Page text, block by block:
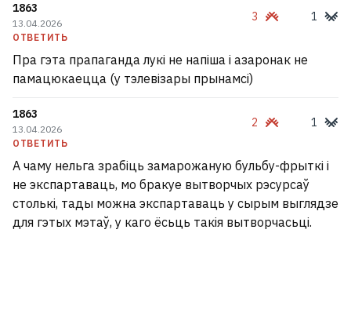
1863
13.04.2026
ОТВЕТИТЬ
3 1
Пра гэта прапаганда лукі не напіша і азаронак не
памацюкаецца (у тэлевізары прынамсі)
1863
13.04.2026
ОТВЕТИТЬ
2 1
А чаму нельга зрабіць замарожаную бульбу-фрыткі і
не экспартаваць, мо бракуе вытворчых рэсурсаў
столькі, тады можна экспартаваць у сырым выглядзе
для гэтых мэтаў, у каго ёсьць такія вытворчасьці.